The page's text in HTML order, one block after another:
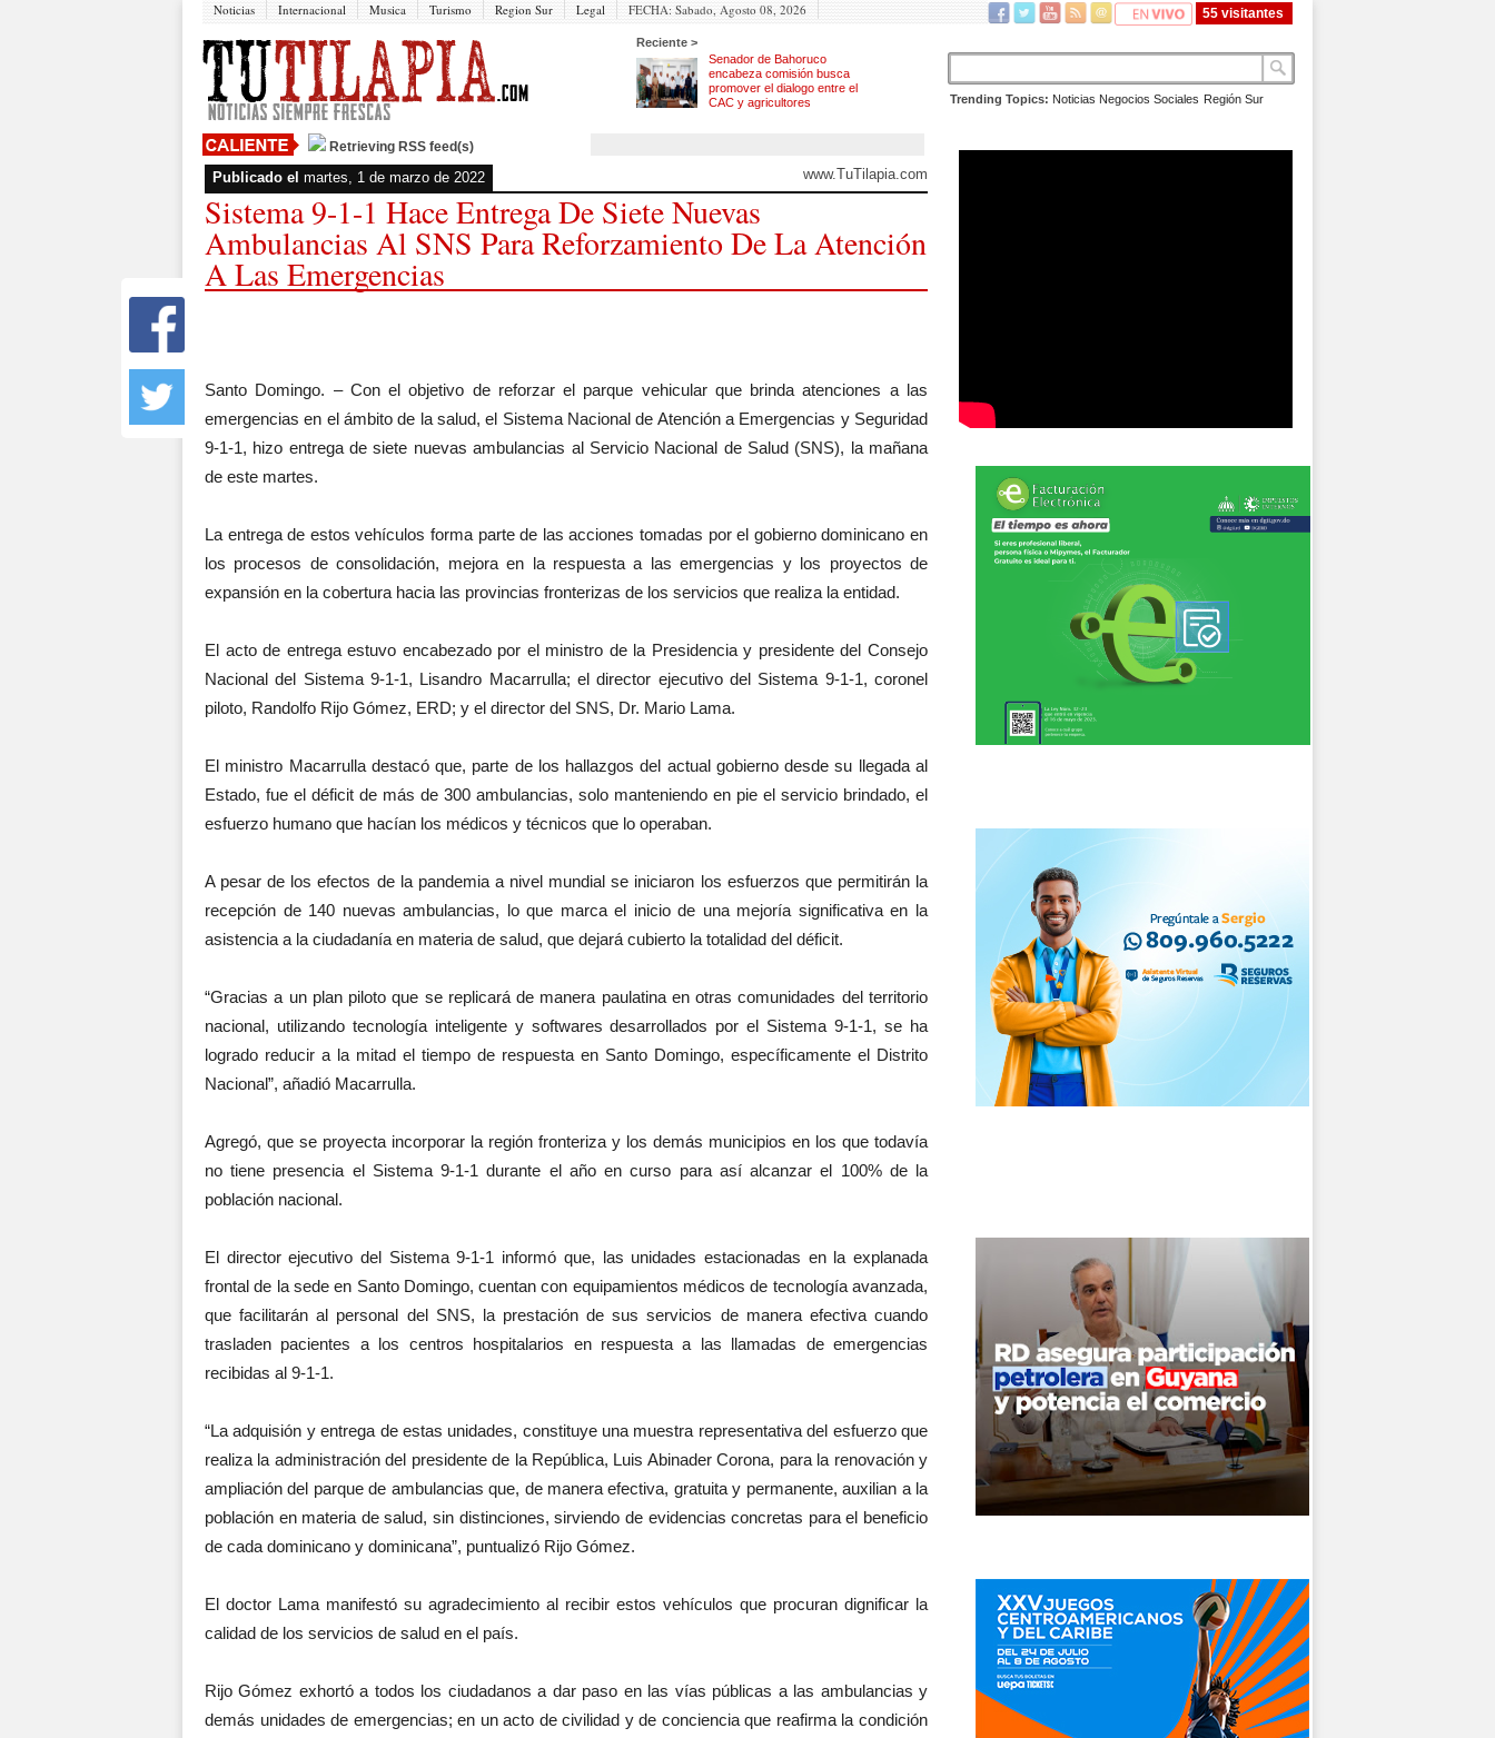
Noticias Internacional Musica Turismo Region Sur Legal FECHA: Sabado, Agosto 08, 2026 55 visitantes
Reciente >
Senador de Bahoruco
encabeza comisión busca
promover el dialogo entre el
CAC y agricultores
Trending Topics: Noticias Negocios Sociales Región Sur
Retrieving RSS feed(s)
Publicado el martes, 1 de marzo de 2022 www.TuTilapia.com
Sistema 9-1-1 Hace Entrega De Siete Nuevas
Ambulancias Al SNS Para Reforzamiento De La Atención
A Las Emergencias
Santo Domingo. – Con el objetivo de reforzar el parque vehicular que brinda atenciones a las
emergencias en el ámbito de la salud, el Sistema Nacional de Atención a Emergencias y Seguridad
9-1-1, hizo entrega de siete nuevas ambulancias al Servicio Nacional de Salud (SNS), la mañana
de este martes.
La entrega de estos vehículos forma parte de las acciones tomadas por el gobierno dominicano en
los procesos de consolidación, mejora en la respuesta a las emergencias y los proyectos de
expansión en la cobertura hacia las provincias fronterizas de los servicios que realiza la entidad.
El acto de entrega estuvo encabezado por el ministro de la Presidencia y presidente del Consejo
Nacional del Sistema 9-1-1, Lisandro Macarrulla; el director ejecutivo del Sistema 9-1-1, coronel
piloto, Randolfo Rijo Gómez, ERD; y el director del SNS, Dr. Mario Lama.
El ministro Macarrulla destacó que, parte de los hallazgos del actual gobierno desde su llegada al
Estado, fue el déficit de más de 300 ambulancias, solo manteniendo en pie el servicio brindado, el
esfuerzo humano que hacían los médicos y técnicos que lo operaban.
A pesar de los efectos de la pandemia a nivel mundial se iniciaron los esfuerzos que permitirán la
recepción de 140 nuevas ambulancias, lo que marca el inicio de una mejoría significativa en la
asistencia a la ciudadanía en materia de salud, que dejará cubierto la totalidad del déficit.
“Gracias a un plan piloto que se replicará de manera paulatina en otras comunidades del territorio
nacional, utilizando tecnología inteligente y softwares desarrollados por el Sistema 9-1-1, se ha
logrado reducir a la mitad el tiempo de respuesta en Santo Domingo, específicamente el Distrito
Nacional”, añadió Macarrulla.
Agregó, que se proyecta incorporar la región fronteriza y los demás municipios en los que todavía
no tiene presencia el Sistema 9-1-1 durante el año en curso para así alcanzar el 100% de la
población nacional.
El director ejecutivo del Sistema 9-1-1 informó que, las unidades estacionadas en la explanada
frontal de la sede en Santo Domingo, cuentan con equipamientos médicos de tecnología avanzada,
que facilitarán al personal del SNS, la prestación de sus servicios de manera efectiva cuando
trasladen pacientes a los centros hospitalarios en respuesta a las llamadas de emergencias
recibidas al 9-1-1.
“La adquisión y entrega de estas unidades, constituye una muestra representativa del esfuerzo que
realiza la administración del presidente de la República, Luis Abinader Corona, para la renovación y
ampliación del parque de ambulancias que, de manera efectiva, gratuita y permanente, auxilian a la
población en materia de salud, sin distinciones, sirviendo de evidencias concretas para el beneficio
de cada dominicano y dominicana”, puntualizó Rijo Gómez.
El doctor Lama manifestó su agradecimiento al recibir estos vehículos que procuran dignificar la
calidad de los servicios de salud en el país.
Rijo Gómez exhortó a todos los ciudadanos a dar paso en las vías públicas a las ambulancias y
demás unidades de emergencias; en un acto de civilidad y de conciencia que reafirma la condición